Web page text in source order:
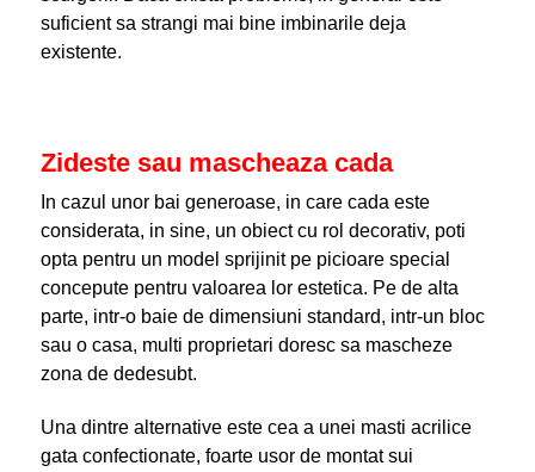
suficient sa strangi mai bine imbinarile deja
existente.
Zideste sau mascheaza cada
In cazul unor bai generoase, in care cada este
considerata, in sine, un obiect cu rol decorativ, poti
opta pentru un model sprijinit pe picioare special
concepute pentru valoarea lor estetica. Pe de alta
parte, intr-o baie de dimensiuni standard, intr-un bloc
sau o casa, multi proprietari doresc sa mascheze
zona de dedesubt.
Una dintre alternative este cea a unei masti acrilice
gata confectionate, foarte usor de montat sui